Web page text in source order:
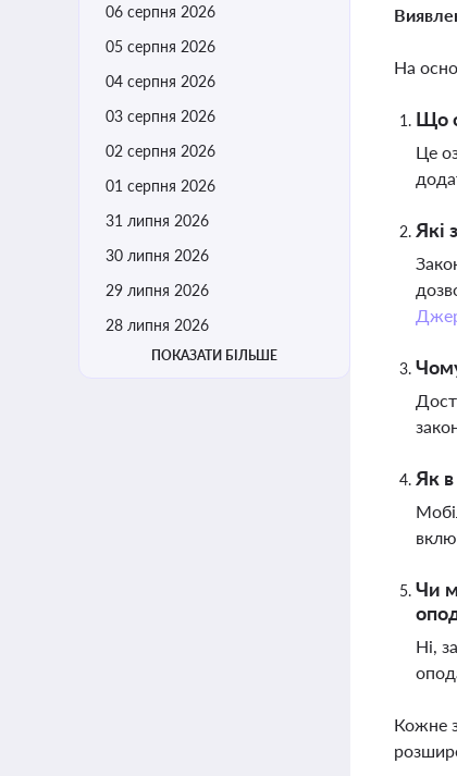
06 серпня 2026
05 серпня 2026
04 серпня 2026
03 серпня 2026
02 серпня 2026
01 серпня 2026
31 липня 2026
30 липня 2026
29 липня 2026
28 липня 2026
ПОКАЗАТИ БІЛЬШЕ
На
Що
Це
Які
Як в
Чи
Ні,
Кожне